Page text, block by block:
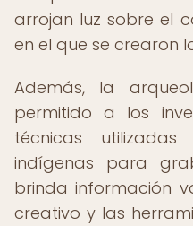
arrojan luz sobre el
en el que se crearon
Además, la
permitido a los
técnicas
indígenas para
brinda información
creativo y las